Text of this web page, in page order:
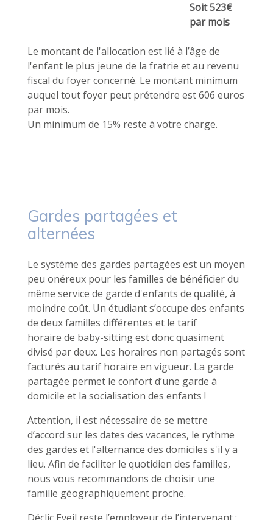
Soit 523€
par mois
Le montant de l'allocation est lié à l’âge de
l'enfant le plus jeune de la fratrie et au revenu
fiscal du foyer concerné. Le montant minimum
auquel tout foyer peut prétendre est 606 euros
par mois.
Un minimum de 15% reste à votre charge.
Gardes partagées et
alternées
Le système des gardes partagées est un moyen
peu onéreux pour les familles de bénéficier du
même service de garde d'enfants de qualité, à
moindre coût. Un étudiant s’occupe des enfants
de deux familles différentes et le tarif
horaire de baby-sitting est donc quasiment
divisé par deux. Les horaires non partagés sont
facturés au tarif horaire en vigueur. La garde
partagée permet le confort d’une garde à
domicile et la socialisation des enfants !
Attention, il est nécessaire de se mettre
d’accord sur les dates des vacances, le rythme
des gardes et l'alternance des domiciles s'il y a
lieu. Afin de faciliter le quotidien des familles,
nous vous recommandons de choisir une
famille géographiquement proche.